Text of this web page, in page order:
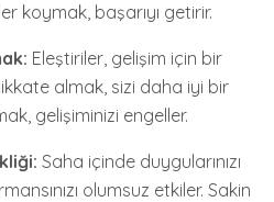
koymak, başarıyı getirir.
Eleştiriler, gelişim için bir
almak, sizi daha iyi bir
gelişiminizi engeller.
Saha içinde duygularınızı
olumsuz etkiler. Sakin